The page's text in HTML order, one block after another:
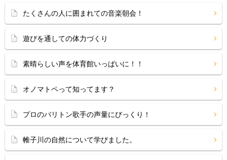
たくさんの人に囲まれての音楽朝会！
遊びを通しての体力づくり
素晴らしい声を体育館いっぱいに！！
オノマトペって知ってます？
プロのバリトン歌手の声量にびっくり！
帷子川の自然について学びました。